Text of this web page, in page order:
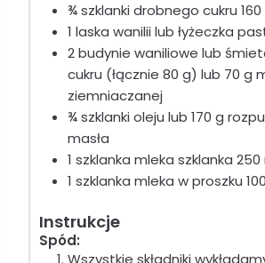
¾szklanki drobnego cukru
1 laska wanilii lub łyżeczka
2budynie waniliowe lub
cukru (łącznie 80 g) lub 70 g
ziemniaczanej
¾szklanki oleju lub 170 g
masła
1 szklanka mleka szklanka 250
1 szklanka mleka w proszku
Instrukcje
Spód:
Wszystkie składniki